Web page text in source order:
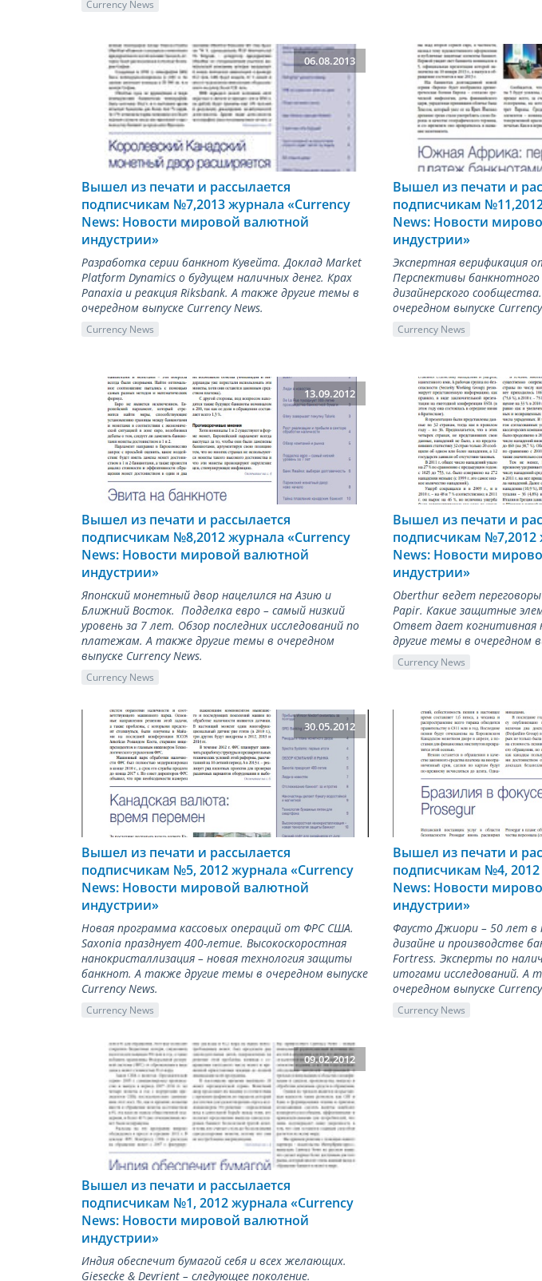
Currency News
06.08.2013
Вышел из печати и рассылается
подписчикам №7,2013 журнала «Сurrency
News: Новости мировой валютной
индустрии»
Разработка серии банкнот Кувейта. Доклад Market
Platform Dynamics о будущем наличных денег. Крах
Panaxia и реакция Riksbank. А также другие темы в
очередном выпуске Currency News.
Currency News
Вышел из печати и
подписчикам
News: Новости
индустрии»
Экспертная верификация
Перспективы банкнотного
дизайнерского
очередном выпуске
Currency News
13.09.2012
Вышел из печати и рассылается
подписчикам №8,2012 журнала «Сurrency
News: Новости мировой валютной
индустрии»
Японский монетный двор нацелился на Азию и
Ближний Восток. Подделка евро – самый низкий
уровень за 7 лет. Обзор последних исследований по
платежам. А также другие темы в очередном
выпуске Currency News.
Currency News
Вышел из печати и
подписчикам №7,2012
News: Новости
индустрии»
Oberthur ведет
Papir. Какие защитные
Ответ дает когнитивная
другие темы в очередном
Currency News
30.05.2012
Вышел из печати и рассылается
подписчикам №5, 2012 журнала «Сurrency
News: Новости мировой валютной
индустрии»
Новая программа кассовых операций от ФРС США.
Saxonia празднует 400-летие. Высокоскоростная
нанокристаллизация – новая технология защиты
банкнот. А также другие темы в очередном выпуске
Currency News.
Currency News
Вышел из печати и
подписчикам №4,
News: Новости
индустрии»
Фаусто Джиори – 50 лет в
дизайне и производстве
Fortress. Эксперты по
итогами исследований. А
очередном выпуске
Currency News
09.02.2012
Вышел из печати и рассылается
подписчикам №1, 2012 журнала «Сurrency
News: Новости мировой валютной
индустрии»
Индия обеспечит бумагой себя и всех желающих.
Giesecke & Devrient – следующее поколение.